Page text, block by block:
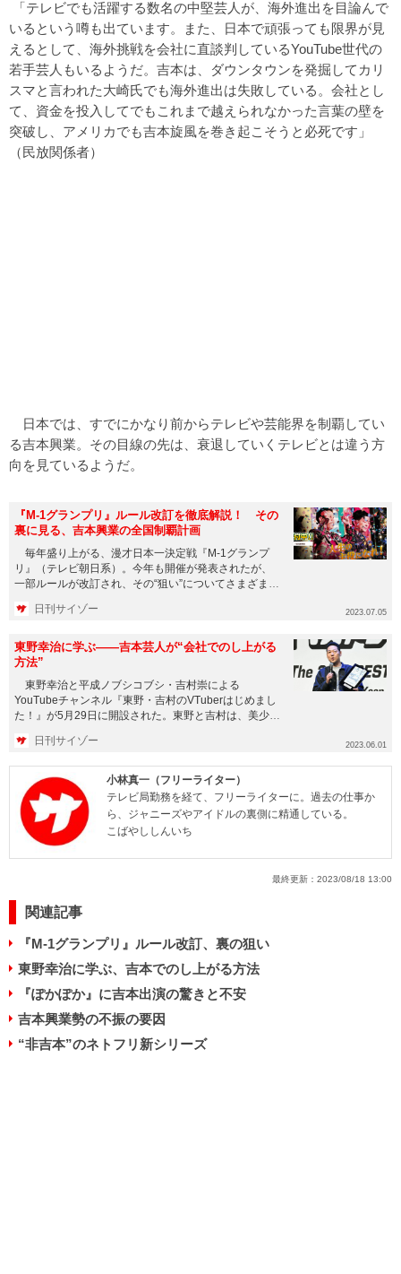
「テレビでも活躍する数名の中堅芸人が、海外進出を目論んで
いるという噂も出ています。また、日本で頑張っても限界が見
えるとして、海外挑戦を会社に直談判しているYouTube世代の
若手芸人もいるようだ。吉本は、ダウンタウンを発掘してカリ
スマと言われた大崎氏でも海外進出は失敗している。会社とし
て、資金を投入してでもこれまで越えられなかった言葉の壁を
突破し、アメリカでも吉本旋風を巻き起こそうと必死です」
（民放関係者）
日本では、すでにかなり前からテレビや芸能界を制覇してい
る吉本興業。その目線の先は、衰退していくテレビとは違う方
向を見ているようだ。
『M-1グランプリ』ルール改訂を徹底解説！ その
裏に見る、吉本興業の全国制覇計画
毎年盛り上がる、漫才日本一決定戦『M-1グランプ
リ』（テレビ朝日系）。今年も開催が発表されたが、
一部ルールが改訂され、その“狙い”についてさまざまな
日刊サイゾー 2023.07.05
東野幸治に学ぶ――吉本芸人が“会社でのし上がる
方法”
東野幸治と平成ノブシコブシ・吉村崇による
YouTubeチャンネル『東野・吉村のVTuberはじめまし
た！』が5月29日に開設された。東野と吉村は、美少女
日刊サイゾー 2023.06.01
小林真一（フリーライター）
テレビ局勤務を経て、フリーライターに。過去の仕事か
ら、ジャニーズやアイドルの裏側に精通している。
こばやししんいち
最終更新： 2023/08/18 13:00
関連記事
『M-1グランプリ』ルール改訂、裏の狙い
東野幸治に学ぶ、吉本でのし上がる方法
『ぽかぽか』に吉本出演の驚きと不安
吉本興業勢の不振の要因
“非吉本”のネトフリ新シリーズ